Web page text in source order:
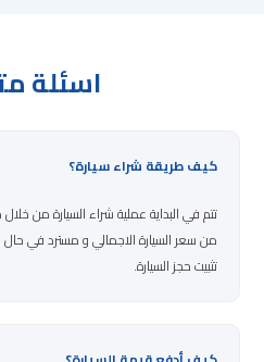
اسئلة
كيف طريقة شراء سيارة؟
تتم في البداية عملية شراء السيارة من
من سعر السيارة الاجمالي و مسترد في
تثبيت حجز السيارة.